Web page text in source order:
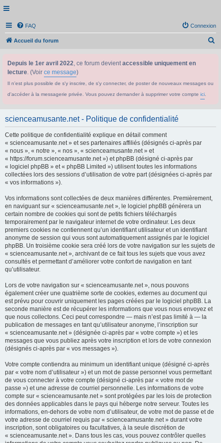
FAQ Connexion
Accueil du forum
Depuis le 1er avril 2022, ce forum devientaccessible uniquement en
lecture. (Voir ce message)
Il n'est plus possible de s'y inscrire, de s'y connecter, de poster de nouveaux messages ou
d'accéder à la messagerie privée. Vous pouvez demander à supprimer votre compte ici
scienceamusante.net - Politique de confidentialité
Cette politique de confidentialité explique en détail comment
« scienceamusante.net » et ses partenaires affiliés (désignés ci-après par
« nous », « notre », « nos », « scienceamusante.net » et
« https://forum.scienceamusante.net ») et phpBB (désigné ci-après par
« logiciel phpBB » et « phpBB Limited ») utilisent toutes les informations
collectées lors des sessions d’utilisation de votre part (désignées ci-après par
« vos informations »).
Vos informations sont collectées de deux manières différentes. Premièrement,
en naviguant sur « scienceamusante.net », le logiciel phpBB génèrera un
certain nombre de cookies qui sont de petits fichiers téléchargés
temporairement par le navigateur internet de votre ordinateur. Les deux
premiers cookies ne contiennent qu’un identifiant utilisateur et un identifiant
anonyme de session qui vous sont automatiquement assignés par le logiciel
phpBB. Un troisième cookie sera créé lors de votre navigation sur les sujets de
« scienceamusante.net », archivant de ce fait tous les sujets que vous avez
consultés et permettant d’améliorer votre confort de navigation en tant
qu’utilisateur.
Lors de votre navigation sur « scienceamusante.net », nous pouvons
également créer une quatrième sorte de cookies, externes au document qui
est prévu pour couvrir uniquement les pages créées par le logiciel phpBB. La
seconde manière est de récupérer les informations que vous nous envoyez et
que nous collectons. Ceci peut correspondre — mais n’est pas limité à — la
publication de messages en tant qu’utilisateur anonyme, l’inscription sur
« scienceamusante.net » (désignée ci-après par « votre compte ») et les
messages que vous publiez après votre inscription et lors de votre connexion
(désignés ci-après par « vos messages »).
Votre compte contiendra au minimum un identifiant unique (désigné ci-après
par « votre nom d’utilisateur ») et un mot de passe personnel vous permettant
de vous connecter à votre compte (désigné ci-après par « votre mot de
passe ») et une adresse de courriel personnelle. Les informations de votre
compte sur « scienceamusante.net » sont protégées par les lois de protection
des données applicables dans le pays qui héberge notre serveur. Toutes les
informations, en-dehors de votre nom d’utilisateur, de votre mot de passe et de
votre adresse de courriel requis par « scienceamusante.net » durant votre
inscription, sont obligatoires ou facultatives, à la seule discrétion de
« scienceamusante.net ». Dans tous les cas, vous pouvez contrôler quelles